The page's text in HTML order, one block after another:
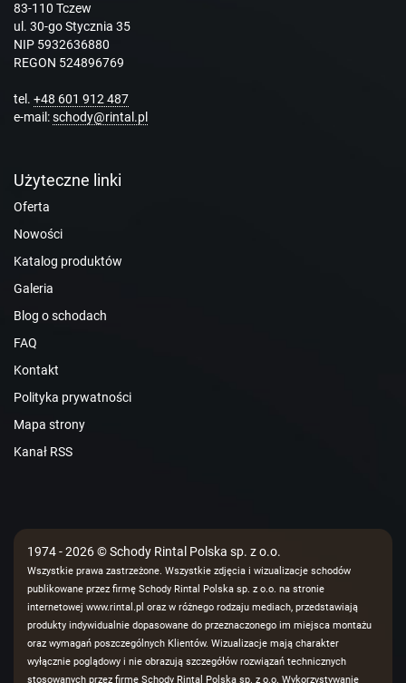
83-110 Tczew
ul. 30-go Stycznia 35
NIP 5932636880
REGON 524896769
tel. +48 601 912 487
e-mail:schody@rintal.pl
Użyteczne linki
Oferta
Nowości
Katalog produktów
Galeria
Blog o schodach
FAQ
Kontakt
Polityka prywatności
Mapa strony
Kanał RSS
1974 - 2026 © Schody Rintal Polska sp. z o.o.
Wszystkie prawa zastrzeżone. Wszystkie zdjęcia i wizualizacje schodów
publikowane przez firmę Schody Rintal Polska sp. z o.o. na stronie
internetowej www.rintal.pl oraz w różnego rodzaju mediach, przedstawiają
produkty indywidualnie dopasowane do przeznaczonego im miejsca montażu
oraz wymagań poszczególnych Klientów. Wizualizacje mają charakter
wyłącznie poglądowy i nie obrazują szczegółów rozwiązań technicznych
stosowanych przez firmę Schody Rintal Polska sp. z o.o. Wykorzystywanie